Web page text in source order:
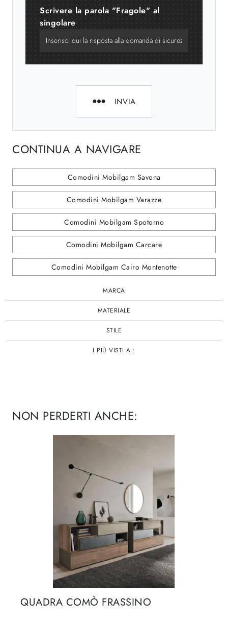
Scrivere la parola "Fragole" al
singolare
INVIA
CONTINUA A NAVIGARE
Comodini Mobilgam Savona
Comodini Mobilgam Varazze
Comodini Mobilgam Spotorno
Comodini Mobilgam Carcare
Comodini Mobilgam Cairo Montenotte
MARCA
MATERIALE
STILE
I PIÙ VISTI A :
NON PERDERTI ANCHE:
QUADRA COMÒ FRASSINO